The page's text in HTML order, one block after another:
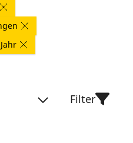
Filter